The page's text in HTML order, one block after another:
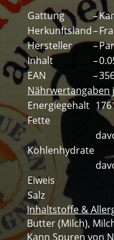
Gattung
–
Herkunftsland–
Hersteller
–
Inhalt
–
EAN
–
Nährwertangaben
Energiegehalt
Fette
Kohlenhydrate
Eiweis
Salz
Inhaltstoffe &
Butter (Milch),
Kann Spuren von